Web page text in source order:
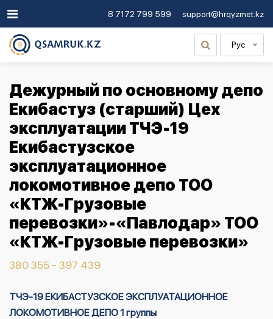
8 7172 799 599 support@hrqyzmet.kz
Рус
Дежурный по основному депо
Екибастуз (старший) Цех
эксплуатации ТЧЭ-19
Екибастузское
эксплуатационное
локомотивное депо ТОО
«КТЖ-Грузовые
перевозки»-«Павлодар» ТОО
«КТЖ-Грузовые перевозки»
380 355 - 397 439
ТЧЭ-19 ЕКИБАСТУЗСКОЕ ЭКСПЛУАТАЦИОННОЕ
ЛОКОМОТИВНОЕ ДЕПО 1 группы